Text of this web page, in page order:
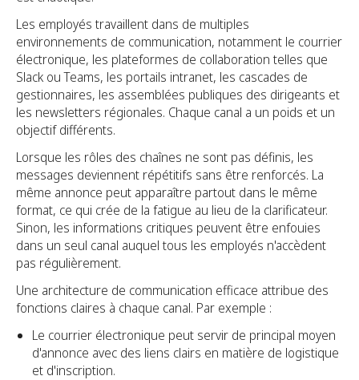
Les employés travaillent dans de multiples
environnements de communication, notamment le courrier
électronique, les plateformes de collaboration telles que
Slack ou Teams, les portails intranet, les cascades de
gestionnaires, les assemblées publiques des dirigeants et
les newsletters régionales. Chaque canal a un poids et un
objectif différents.
Lorsque les rôles des chaînes ne sont pas définis, les
messages deviennent répétitifs sans être renforcés. La
même annonce peut apparaître partout dans le même
format, ce qui crée de la fatigue au lieu de la clarificateur.
Sinon, les informations critiques peuvent être enfouies
dans un seul canal auquel tous les employés n'accèdent
pas régulièrement.
Une architecture de communication efficace attribue des
fonctions claires à chaque canal. Par exemple :
Le courrier électronique peut servir de principal moyen
d'annonce avec des liens clairs en matière de logistique
et d'inscription.